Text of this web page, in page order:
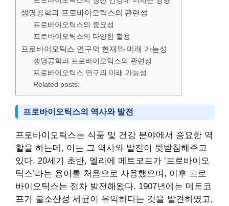
생명공학과 프로바이오틱스의 관련성
프로바이오틱스의 중요성
프로바이오틱스의 다양한 활용
프로바이오틱스 연구의 현재와 미래 가능성
생명공학과 프로바이오틱스의 관련성
프로바이오틱스 연구의 미래 가능성
Related posts:
프로바이오틱스의 역사와 발전
프로바이오틱스는 식품 및 건강 분야에서 중요한 역
할을 하는데, 이는 그 역사와 발전이 뒷받침해주고
있다. 20세기 초반, 엘리에 메트코프가 ‘프로바이오
틱스’라는 용어를 처음으로 사용했으며, 이후 프로
바이오틱스는 점차 발전해왔다. 1907년에는 메트코
프가 불소산성 세균이 유익하다는 것을 발견하였고,